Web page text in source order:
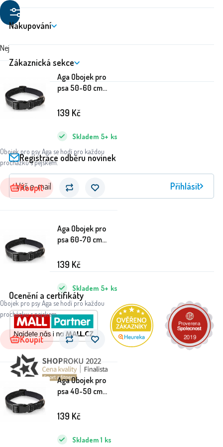
Filtrovat
NejdražšíNejlevnějšíDoporučujeme
Aga Obojek pro
psa 50-60 cm
Obojek pro psy Aga se hodí pro každou
procházku s pejskem.
Skladem 5+ ks
139 Kč
Koupit
Aga Obojek pro
psa 60-70 cm
Obojek pro psy Aga se hodí pro každou
procházku s pejskem.
Skladem 5+ ks
139 Kč
Koupit
Aga Obojek pro
psa 40-50 cm
Skladem 1 ks
139 Kč
Nakupování
Zákaznická sekce
Registrace odběru novinek
Přihlásit
Ocenění a certifikáty